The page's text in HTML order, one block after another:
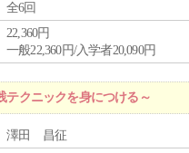
全6回
22,360円
一般22,360円/入学者20,090円
クニックを身につける～
澤田 昌征